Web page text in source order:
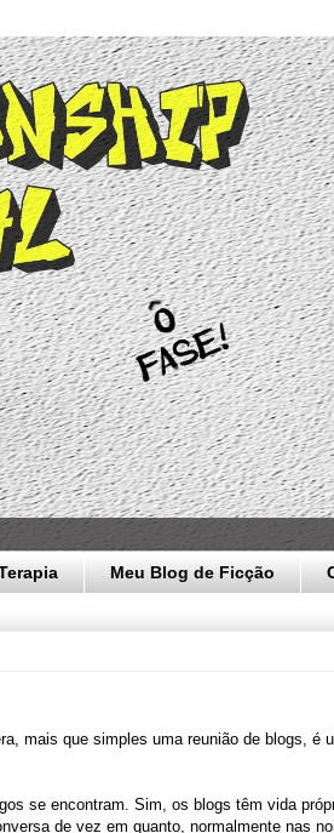
Meu Blog de Ficção
mais que simples uma reunião de blogs, é
se encontram. Sim, os blogs têm vida
de vez em quanto, normalmente nas